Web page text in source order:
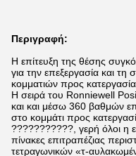
Περιγραφή:
Η επίτευξη της θέσης
για την επεξεργασία και
κομματιών προς κατεργασία.
Η σειρά του Ronniewell
και και μέσω 360 βαθμών
στο κομμάτι προς
???????????, γερή όλοι η
πίνακες επιτραπέζιας
τετραγωνικών «τ-